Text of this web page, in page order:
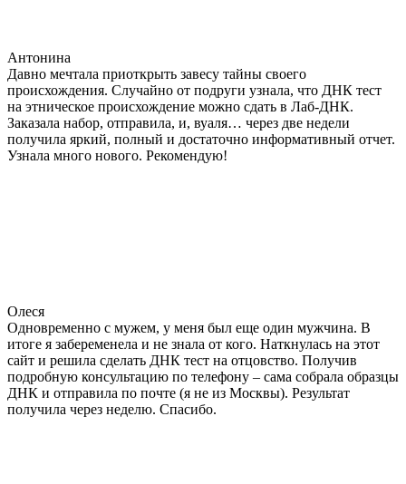
Антонина
Давно мечтала приоткрыть завесу тайны своего
происхождения. Случайно от подруги узнала, что ДНК тест
на этническое происхождение можно сдать в Лаб-ДНК.
Заказала набор, отправила, и, вуаля… через две недели
получила яркий, полный и достаточно информативный отчет.
Узнала много нового. Рекомендую!
Олеся
Одновременно с мужем, у меня был еще один мужчина. В
итоге я забеременела и не знала от кого. Наткнулась на этот
сайт и решила сделать ДНК тест на отцовство. Получив
подробную консультацию по телефону – сама собрала образцы
ДНК и отправила по почте (я не из Москвы). Результат
получила через неделю. Спасибо.